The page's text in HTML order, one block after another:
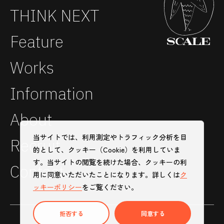
THINK NEXT
Feature
Works
Information
About
Recruit
Contact
当サイトでは、利用測定やトラフィック分析を目
的として、クッキー（Cookie）を利用していま
す。当サイトの閲覧を続けた場合、クッキーの利
用に同意いただいたことになります。詳しくはク
ッキーポリシーをご覧ください。
拒否する 同意する